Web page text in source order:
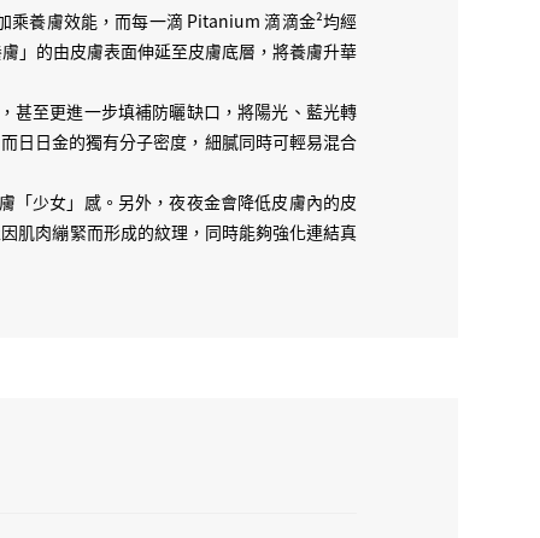
毒，有時做足防曬照曬黑！Pitanium 日日金🌞
防曬成分，而係法國教授 Eve 配方左一隻獨有捕
佢會將陽光同藍光都轉化做無害光，幫皮膚底下
好想用，直頭係要唔用唔得😈 係 restructure 日
finishing 我地就用左 4個月時間去 tune！Mix
而且再全面好多、好多！！
養膚效能，而每一滴 Pitanium 滴滴金²均經
」的由皮膚表面伸延至皮膚底層，將養膚升華
甚至更進一步填補防曬缺口，將陽光、藍光轉
日日金的獨有分子密度，細膩同時可輕易混合
「少女」感。另外，夜夜金會降低皮膚內的皮
肌肉繃緊而形成的紋理，同時能夠強化連結真